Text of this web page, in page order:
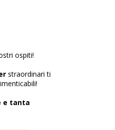
ospiti!
straordinari ti
e tanta